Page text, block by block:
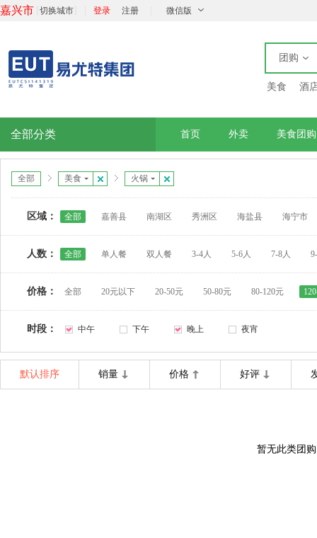
嘉兴市 切换城市 登录 注册 微信版
团购
美食 酒
全部分类 首页 外卖 美食团购
全部 美食 火锅
区域： 全部 嘉善县 南湖区 秀洲区 海盐县 海宁市
人数： 全部 单人餐 双人餐 3-4人 5-6人 7-8人
价格： 全部 20元以下 20-50元 50-80元 80-120元
时段： 中午 下午 晚上 夜宵
默认排序 销量 价格 好评
暂无此类团